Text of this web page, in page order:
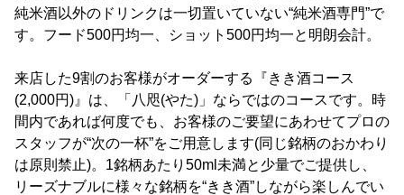
純米酒以外のドリンクは一切置いていない“純米酒専門”で
す。フード500円均一、ショット500円均一と明朗会計。
来店した9割のお客様がオーダーする『きき酒コース
(2,000円)』は、「八咫(やた)」ならではのコースです。時
間内であれば何度でも、お客様のご要望にあわせてプロの
スタッフが“次の一杯”をご用意します(同じ銘柄のおかわり
は原則禁止)。1銘柄あたり50ml未満と少量でご提供し、
リーズナブルに様々な銘柄を“きき酒”しながら楽しんでい